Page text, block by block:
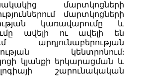
մարտկոցների
մարտկոցների
կառավարումը և
ավելի ու ավելի են
արդյունաբերության
կենտրոնում:
կյանքի երկարացման և
շարունակական